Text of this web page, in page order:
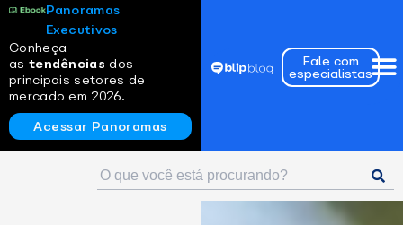
Panoramas
Executivos
Conheça
as tendências dos
principais setores de
mercado em 2026.
Acessar Panoramas
Fale com
especialistas